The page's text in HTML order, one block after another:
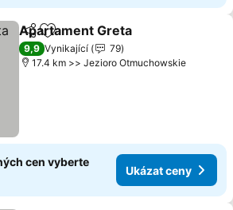
SdíletPřidat na seznam oblíbených
Apartament Greta
9,9 Vynikající
79
17.4 km >> Jezioro Otmuchowskie
cen vyberte
Ukázat ceny